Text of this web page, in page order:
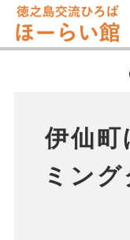
徳之島交
ろば ほ
伊仙町
ミン